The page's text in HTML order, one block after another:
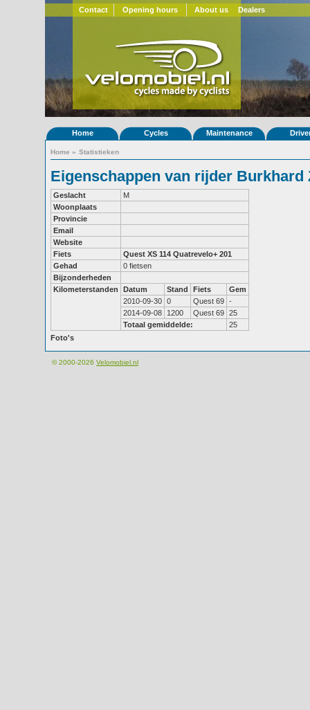
Contact Opening hours About us Dealers
Home Cycles Maintenance
Home » Statistieken
Eigenschappen van rijder Burkhard
Geslacht
M
Woonplaats
Provincie
Email
Website
Fiets
Quest XS 114 Quatrevelo+ 201
Gehad
0 fietsen
Bijzonderheden
Kilometerstanden
Datum Stand Fiets
Gem
2010-09-30 0 Quest 69 -
2014-09-08
1200 Quest 69 25
Totaal gemiddelde:
25
Foto's
© 2000-2026 Velomobiel.nl